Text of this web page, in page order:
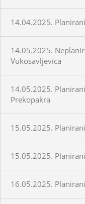
14.04.2025.
14.05.2025.
Vukosavljevica
14.05.2025.
Prekopakra
15.05.2025.
15.05.2025.
16.05.2025.